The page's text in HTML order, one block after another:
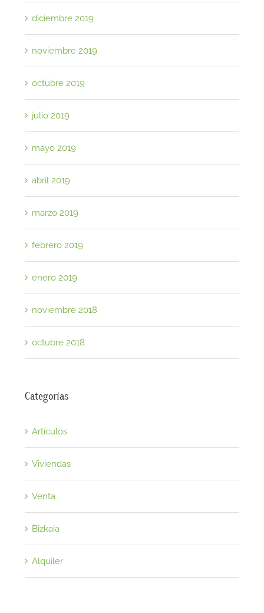
diciembre 2019
noviembre 2019
octubre 2019
julio 2019
mayo 2019
abril 2019
marzo 2019
febrero 2019
enero 2019
noviembre 2018
octubre 2018
Categorías
Artículos
Viviendas
Venta
Bizkaia
Alquiler